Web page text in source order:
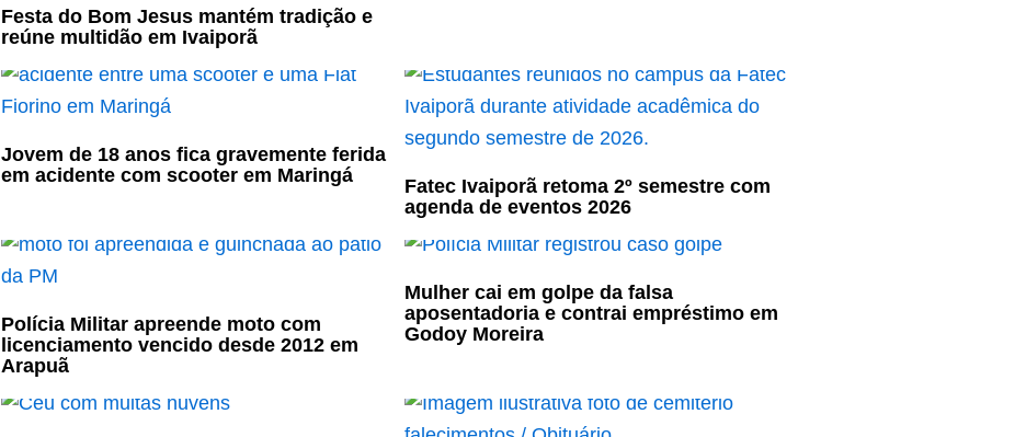
Festa do Bom Jesus mantém tradição e
reúne multidão em Ivaiporã
Jovem de 18 anos fica gravemente ferida
em acidente com scooter em Maringá
Fatec Ivaiporã retoma 2º semestre com
agenda de eventos 2026
Polícia Militar apreende moto com
licenciamento vencido desde 2012 em
Arapuã
Mulher cai em golpe da falsa
aposentadoria e contrai empréstimo em
Godoy Moreira